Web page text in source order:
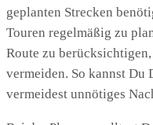
geplanten Strecken
Touren regelmäßig zu
Route zu
vermeiden. So kannst Du
vermeidest unnötiges